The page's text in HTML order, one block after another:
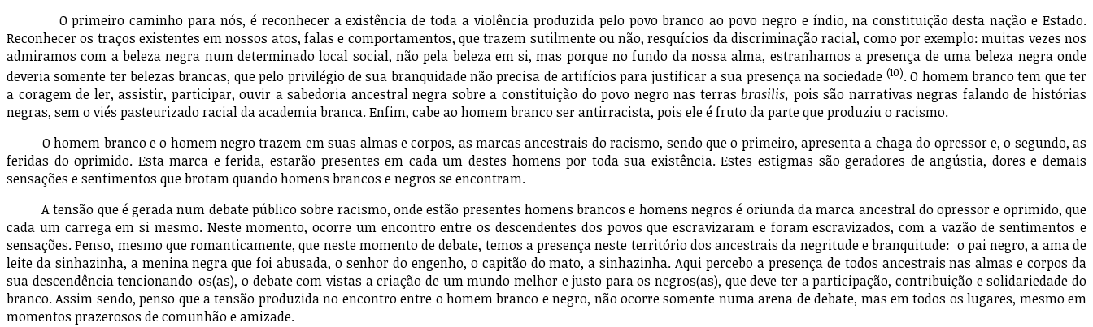
O primeiro caminho para nós, é reconhecer a existência de toda a violência produzida pelo povo branco ao povo negro e índio, na constituição desta nação e Estado.
Reconhecer os traços existentes em nossos atos, falas e comportamentos, que trazem sutilmente ou não, resquícios da discriminação racial, como por exemplo: muitas vezes nos
admiramos com a beleza negra num determinado local social, não pela beleza em si, mas porque no fundo da nossa alma, estranhamos a presença de uma beleza negra onde
deveria somente ter belezas brancas, que pelo privilégio de sua branquidade não precisa de artifícios para justificar a sua presença na sociedade (10). O homem branco tem que ter
a coragem de ler, assistir, participar, ouvir a sabedoria ancestral negra sobre a constituição do povo negro nas terrasbrasilis, pois são narrativas negras falando de histórias
negras, sem o viés pasteurizado racial da academia branca. Enfim, cabe ao homem branco ser antirracista, pois ele é fruto da parte que produziu o racismo.
O homem branco e o homem negro trazem em suas almas e corpos, as marcas ancestrais do racismo, sendo que o primeiro, apresenta a chaga do opressor e, o segundo, as
feridas do oprimido. Esta marca e ferida, estarão presentes em cada um destes homens por toda sua existência. Estes estigmas são geradores de angústia, dores e demais
sensações e sentimentos que brotam quando homens brancos e negros se encontram.
A tensão que é gerada num debate público sobre racismo, onde estão presentes homens brancos e homens negros é oriunda da marca ancestral do opressor e oprimido, que
cada um carrega em si mesmo. Neste momento, ocorre um encontro entre os descendentes dos povos que escravizaram e foram escravizados, com a vazão de sentimentos e
sensações. Penso, mesmo que romanticamente, que neste momento de debate, temos a presença neste território dos ancestrais da negritude e branquitude: o pai negro, a ama de
leite da sinhazinha, a menina negra que foi abusada, o senhor do engenho, o capitão do mato, a sinhazinha. Aqui percebo a presença de todos ancestrais nas almas e corpos da
sua descendência tencionando-os(as), o debate com vistas a criação de um mundo melhor e justo para os negros(as), que deve ter a participação, contribuição e solidariedade do
branco. Assim sendo, penso que a tensão produzida no encontro entre o homem branco e negro, não ocorre somente numa arena de debate, mas em todos os lugares, mesmo em
momentos prazerosos de comunhão e amizade.